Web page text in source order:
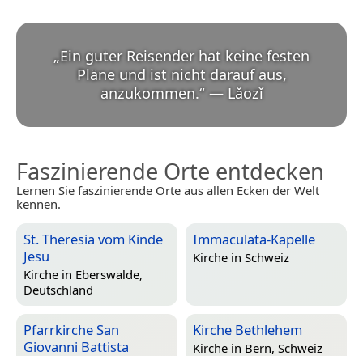
„Ein guter Reisender hat keine festen
Pläne und ist nicht darauf aus,
anzukommen.“ — Lǎozǐ
Faszinierende Orte entdecken
Lernen Sie faszinierende Orte aus allen Ecken der Welt
kennen.
St. Theresia vom Kinde
Jesu
Kirche in Eberswalde,
Deutschland
Immaculata-Kapelle
Kirche in Schweiz
Pfarrkirche San
Giovanni Battista
Kirche Bethlehem
Kirche in Bern, Schweiz